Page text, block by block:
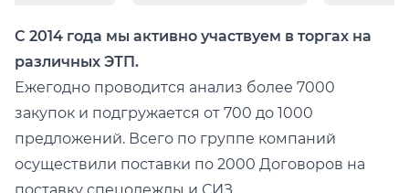
С 2014 года мы активно участвуем в торгах на
различных ЭТП.
Ежегодно проводится анализ более 7000
закупок и подгружается от 700 до 1000
предложений. Всего по группе компаний
осуществили поставки по 2000 Договоров на